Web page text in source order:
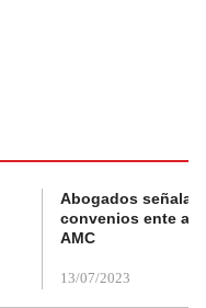
Abogados
convenios ente
AMC
13/07/2023